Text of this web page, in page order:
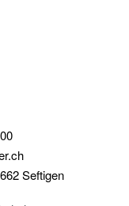
Seftigen